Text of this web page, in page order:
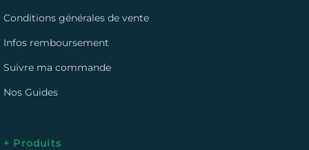
Conditions générales de vente
Infos remboursement
Suivre ma commande
Nos Guides
+ Produits